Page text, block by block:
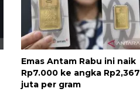
Emas Antam Rabu ini naik
Rp7.000 ke angka Rp2,367
juta per gram